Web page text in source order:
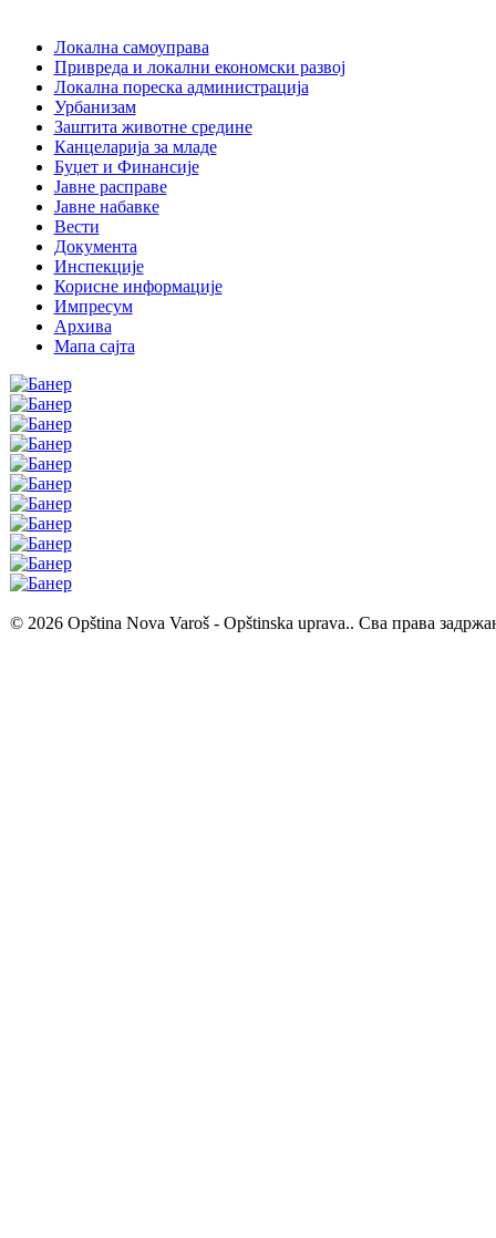
Локална самоуправа
Привреда и локални економски развој
Локална пореска администрација
Урбанизам
Заштита животне средине
Канцеларија за младе
Буџет и Финансије
Јавне расправе
Јавне набавке
Вести
Документа
Инспекције
Корисне информације
Импресум
Архива
Мапа сајта
© 2026 Opština Nova Varoš - Opštinska uprava.. Сва права